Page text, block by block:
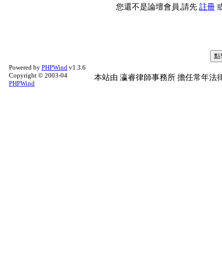
您還不是論壇會員,請先 註冊
Powered by PHPWind v1.3.6
Copyright © 2003-04
PHPWind
本站由 瀛睿律師事務所 擔任常年法